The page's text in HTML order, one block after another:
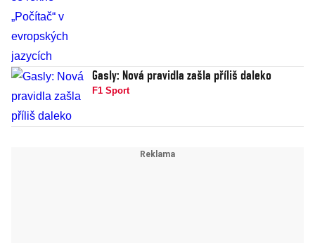
Gasly: Nová pravidla zašla příliš daleko
F1 Sport